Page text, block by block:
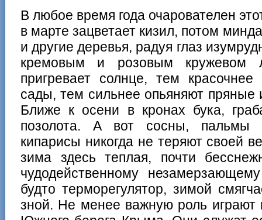
В любое время года очарователен
в марте зацветает кизил, потом
и другие деревья, радуя глаз
кремовым и розовым кружевом
пригревает солнце, тем
сады, тем сильнее опьяняют пряные
Ближе к осени в кронах бука,
позолота. А вот сосны, пальмы
кипарисы никогда не теряют своей
зима здесь теплая, почти
чудодейственному
будто терморегулятор, зимой
зной. Не менее важную роль играют